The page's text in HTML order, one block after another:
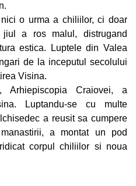
o urma a chiliilor, ci doar
a ros malul, distrugand
estica. Luptele din Valea
de la inceputul secolului
Visina.
Arhiepiscopia Craiovei, a
Luptandu-se cu multe
a reusit sa cumpere
a montat un pod
corpul chiliilor si noua